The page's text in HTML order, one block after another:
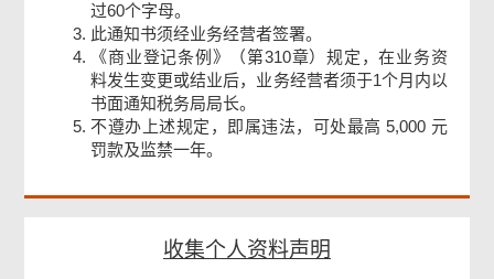
过60个字母。
此通知书须经业务经营者签署。
《商业登记条例》（第310章）规定，在业务资
料发生变更或结业后，业务经营者须于1个月内以
书面通知税务局局长。
不遵办上述规定，即属违法，可处最高 5,000 元
罚款及监禁一年。
收集个人资料声明